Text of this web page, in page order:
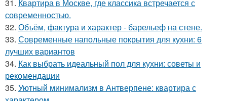
31. Квартира в Москве, где классика встречается с
современностью.
32. Объём, фактура и характер - барельеф на стене.
33. Современные напольные покрытия для кухни: 6
лучших вариантов
34. Как выбрать идеальный пол для кухни: советы и
рекомендации
35. Уютный минимализм в Антверпене: квартира с